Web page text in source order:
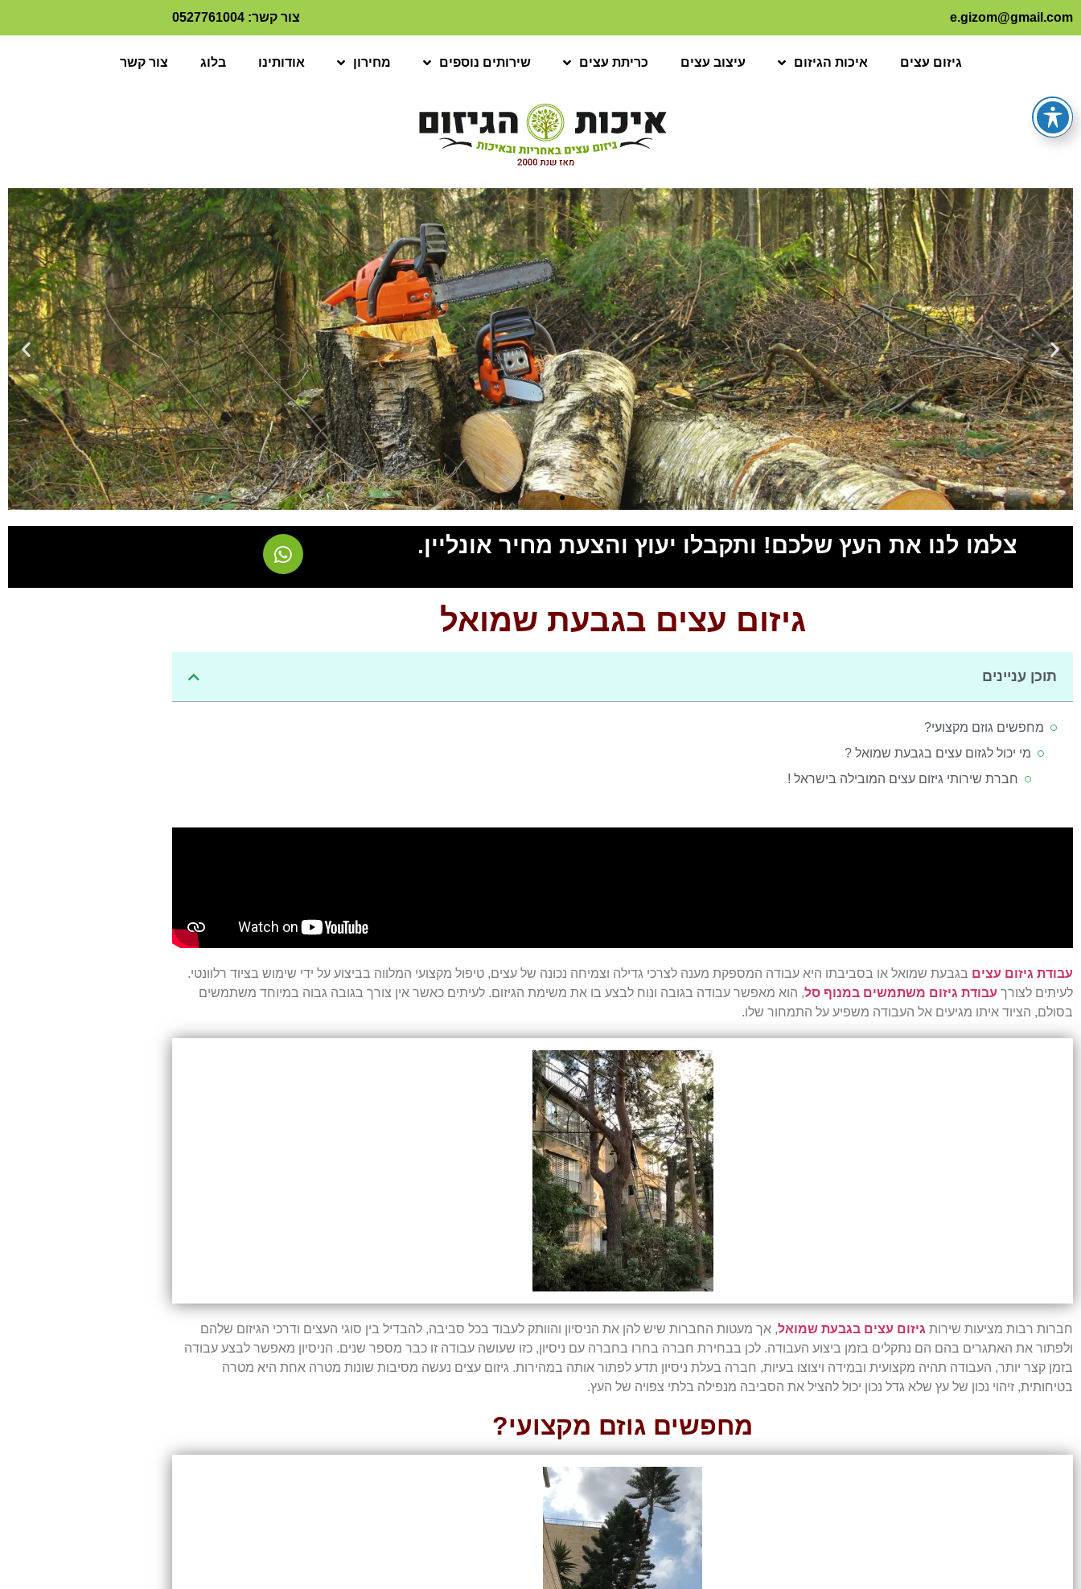
e.gizom@gmail.com צור קשר: 0527761004
גיזום עצים איכות הגיזום עיצוב עצים כריתת עצים שירותים נוספים מחירון אודותינו בלוג צור קשר
צלמו לנו את העץ שלכם! ותקבלו יעוץ והצעת מחיר אונליין.
גיזום עצים בגבעת שמואל
תוכן עניינים
מחפשים גוזם מקצועי?
מי יכול לגזום עצים בגבעת שמואל ?
חברת שירותי גיזום עצים המובילה בישראל !
עבודת גיזום עצים בגבעת שמואל או בסביבתו היא עבודה המספקת מענה לצרכי גדילה וצמיחה נכונה של עצים, טיפול מקצועי המלווה בביצוע על ידי שימוש בציוד רלוונטי.
לעיתים לצורך עבודת גיזום משתמשים במנוף סל, הוא מאפשר עבודה בגובה ונוח לבצע בו את משימת הגיזום. לעיתים כאשר אין צורך בגובה גבוה במיוחד משתמשים
בסולם, הציוד איתו מגיעים אל העבודה משפיע על התמחור שלו.
חברות רבות מציעות שירות גיזום עצים בגבעת שמואל, אך מעטות החברות שיש להן את הניסיון והוותק לעבוד בכל סביבה, להבדיל בין סוגי העצים ודרכי הגיזום שלהם
ולפתור את האתגרים בהם הם נתקלים בזמן ביצוע העבודה. לכן בבחירת חברה בחרו בחברה עם ניסיון, כזו שעושה עבודה זו כבר מספר שנים. הניסיון מאפשר לבצע עבודה
בזמן קצר יותר, העבודה תהיה מקצועית ובמידה ויצוצו בעיות, חברה בעלת ניסיון תדע לפתור אותה במהירות. גיזום עצים נעשה מסיבות שונות מטרה אחת היא מטרה
בטיחותית, זיהוי נכון של עץ שלא גדל נכון יכול להציל את הסביבה מנפילה בלתי צפויה של העץ.
מחפשים גוזם מקצועי?